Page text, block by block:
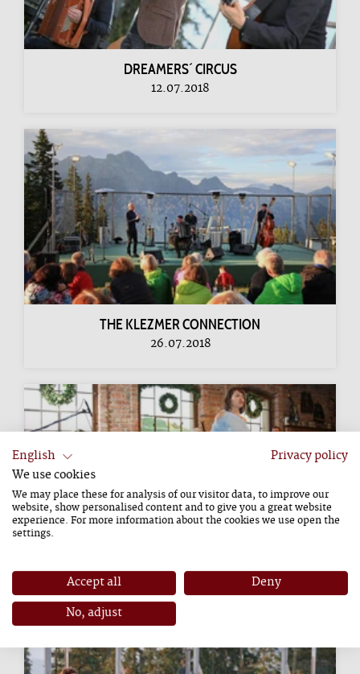
DREAMERS´ CIRCUS
12.07.2018
THE KLEZMER CONNECTION
26.07.2018
CARMEN (OPER V. G. BIZET)
09.08.2019
English
Privacy policy
We use cookies
We may place these for analysis of our visitor data, to improve our
website, show personalised content and to give you a great website
experience. For more information about the cookies we use open the
settings.
Accept all
Deny
No, adjust